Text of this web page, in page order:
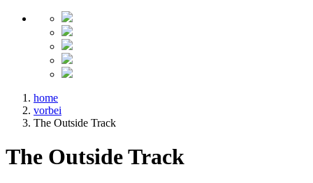
home
vorbei
The Outside Track
The Outside Track